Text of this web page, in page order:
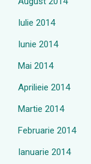
Iulie 2014
Iunie 2014
Mai 2014
Aprilieie 2014
Martie 2014
Februarie 2014
Ianuarie 2014